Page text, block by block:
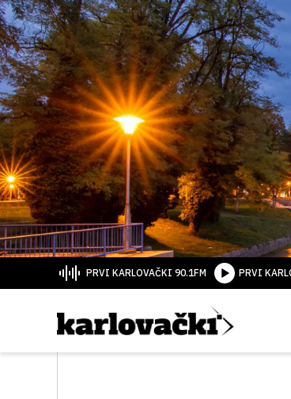
PRVI KARLOVAČKI 90.1FM PRVI